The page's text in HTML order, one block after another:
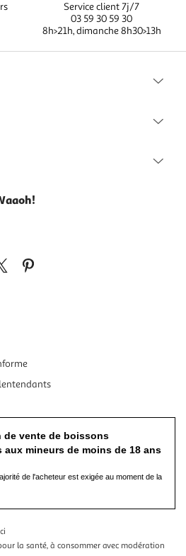
Service client 7j/7
03 59 30 59 30
8h>21h, dimanche 8h30>13h
de vente de boissons
aux mineurs de moins de 18 ans
de l'acheteur est exigée au moment de la
la santé, à consommer avec modération